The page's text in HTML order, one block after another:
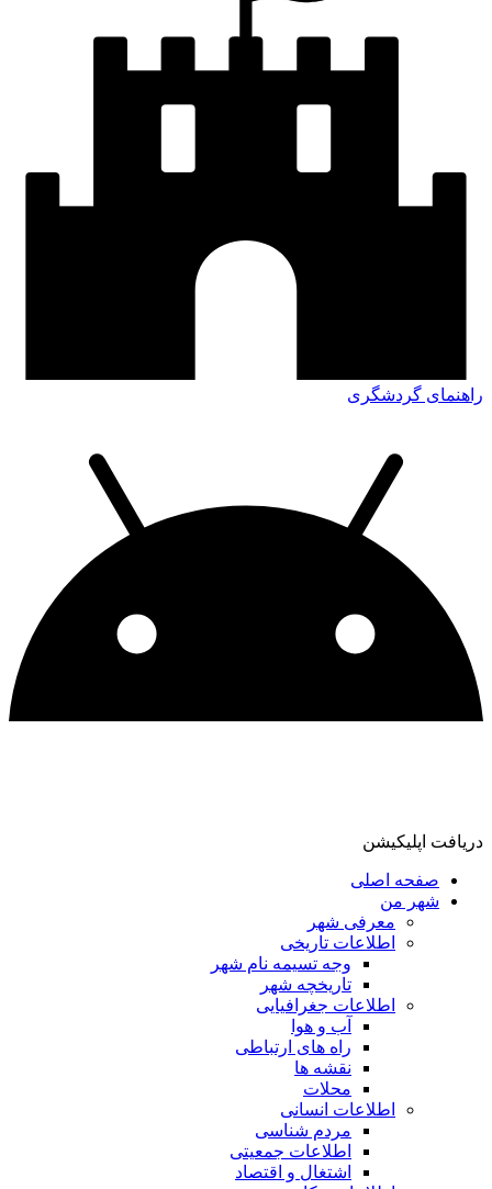
راهنمای گردشگری
دریافت اپلیکیشن
صفحه اصلی
شهر من
معرفی شهر
اطلاعات تاریخی
وجه تسیمه نام شهر
تاریخچه شهر
اطلاعات جغرافیایی
آب و هوا
راه های ارتباطی
نقشه ها
محلات
اطلاعات انسانی
مردم شناسی
اطلاعات جمعیتی
اشتغال و اقتصاد